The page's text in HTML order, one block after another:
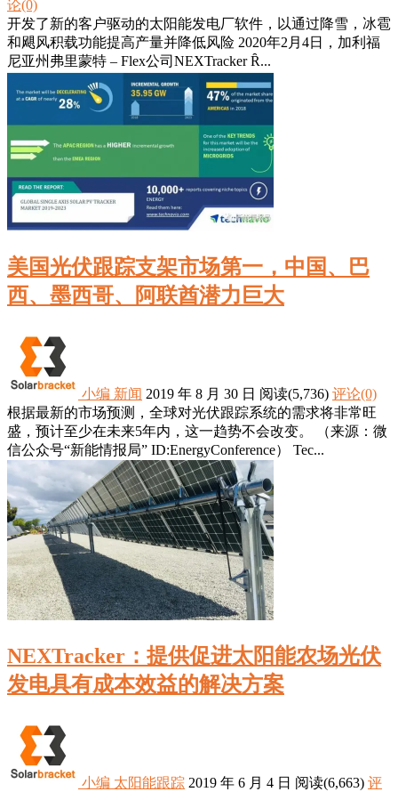
论(0)
开发了新的客户驱动的太阳能发电厂软件，以通过降雪，冰雹
和飓风积载功能提高产量并降低风险 2020年2月4日，加利福
尼亚州弗里蒙特 – Flex公司NEXTracker Ȓ...
美国光伏跟踪支架市场第一，中国、巴
西、墨西哥、阿联酋潜力巨大
小编 新闻 2019 年 8 月 30 日 阅读(5,736) 评论(0)
根据最新的市场预测，全球对光伏跟踪系统的需求将非常旺
盛，预计至少在未来5年内，这一趋势不会改变。 （来源：微
信公众号“新能情报局” ID:EnergyConference） Tec...
NEXTracker：提供促进太阳能农场光伏
发电具有成本效益的解决方案
小编 太阳能跟踪 2019 年 6 月 4 日 阅读(6,663) 评